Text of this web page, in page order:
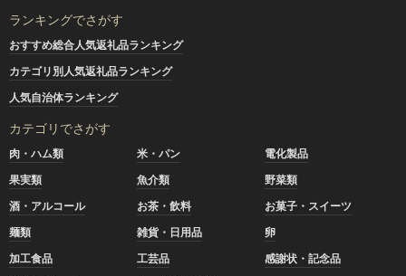
ランキングでさがす
おすすめ総合人気返礼品ランキング
カテゴリ別人気返礼品ランキング
人気自治体ランキング
カテゴリでさがす
肉・ハム類 米・パン
電化製品
果実類
魚介類
野菜類
酒・アルコール
お茶・飲料
お菓子・スイーツ
麺類
雑貨・日用品
卵
加工食品
工芸品
感謝状・記念品